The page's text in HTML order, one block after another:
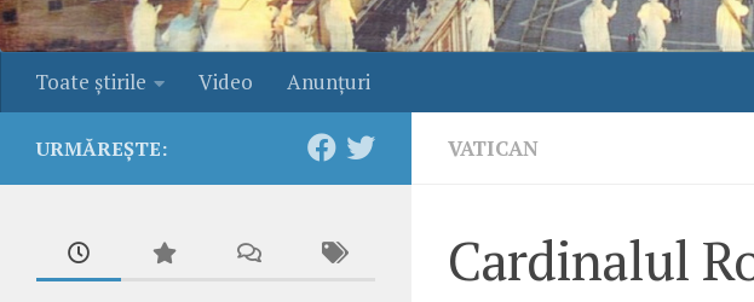
Toate ştirile Video Anunţuri
VATICAN
Cardinalul
URMĂREȘTE: